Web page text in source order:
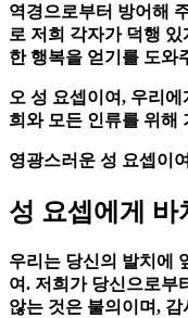
역경으로부터 방어해
로 저희 각자가 덕행
한 행복을 얻기를 도와
오 성 요셉이여, 우리
희와 모든 인류를 위해
영광스러운 성 요셉이
성 요셉에게 바
우리는 당신의 발치에
여. 저희가 당신으로부
않는 것은 불의이며,